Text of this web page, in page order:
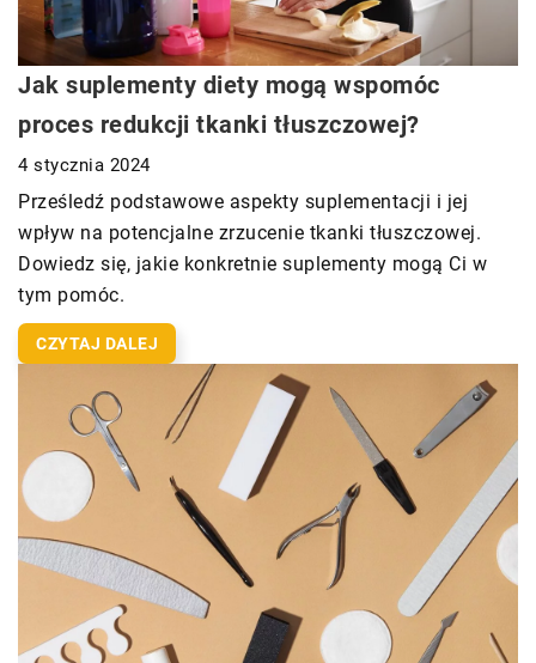
Jak suplementy diety mogą wspomóc
proces redukcji tkanki tłuszczowej?
4 stycznia 2024
Prześledź podstawowe aspekty suplementacji i jej
wpływ na potencjalne zrzucenie tkanki tłuszczowej.
Dowiedz się, jakie konkretnie suplementy mogą Ci w
tym pomóc.
CZYTAJ DALEJ